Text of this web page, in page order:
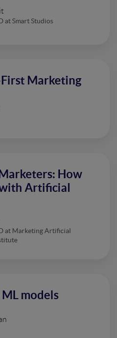
at Smart Studios
Marketing
How
Artificial
at Marketing Artificial
models